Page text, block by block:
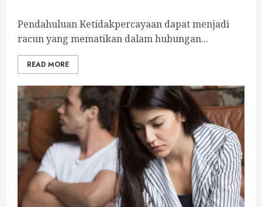
Pendahuluan Ketidakpercayaan dapat menjadi
racun yang mematikan dalam hubungan...
READ MORE